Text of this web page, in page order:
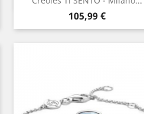
Prix
105,99 €